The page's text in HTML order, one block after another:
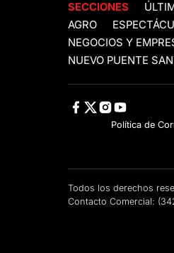
SECCIONES
AGRO
NEGOCIOS Y
NUEVO PUENTE
Política de
Todos los derechos
Contacto Comercial: